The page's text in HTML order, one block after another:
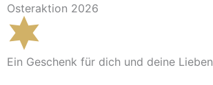
Osteraktion 2026
Ein Geschenk für dich und deine Lieben